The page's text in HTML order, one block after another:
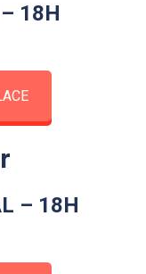
– 18H
– 18H